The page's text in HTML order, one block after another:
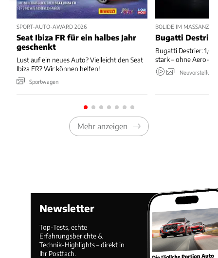
SPORT-AUTO-AWARD 2026
Seat Ibiza FR für ein halbes Jahr
geschenkt
Lust auf ein neues Auto? Vielleicht den Seat
Ibiza FR? Wir können helfen!
Sportwagen
BOLIDE IM MASSANZUG
Bugatti
Bugatti Destrier: 1,00
stark – ohne Aero-
Mehr anzeigen
Newsletter
Top-Tests, echte
Erfahrungsberichte &
Technik-Highlights – direkt in
Ihr Postfach.